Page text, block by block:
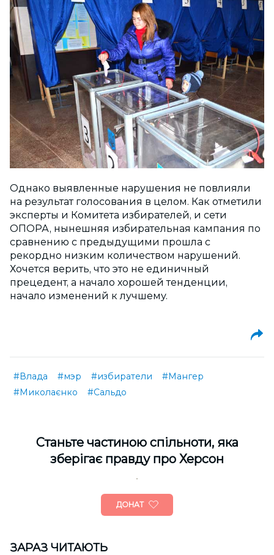
Однако выявленные нарушения не повлияли
на результат голосования в целом. Как отметили
эксперты и Комитета избирателей, и сети
ОПОРА, нынешняя избирательная кампания по
сравнению с предыдущими прошла с
рекордно низким количеством нарушений.
Хочется верить, что это не единичный
прецедент, а начало хорошей тенденции,
начало изменений к лучшему.
#Влада #мэр #избиратели
#Мангер
#Миколаєнко
#Сальдо
Cтаньте частиною спільноти, яка
зберігає правду про Херсон
ДОНАТ
ЗАРАЗ ЧИТАЮТЬ